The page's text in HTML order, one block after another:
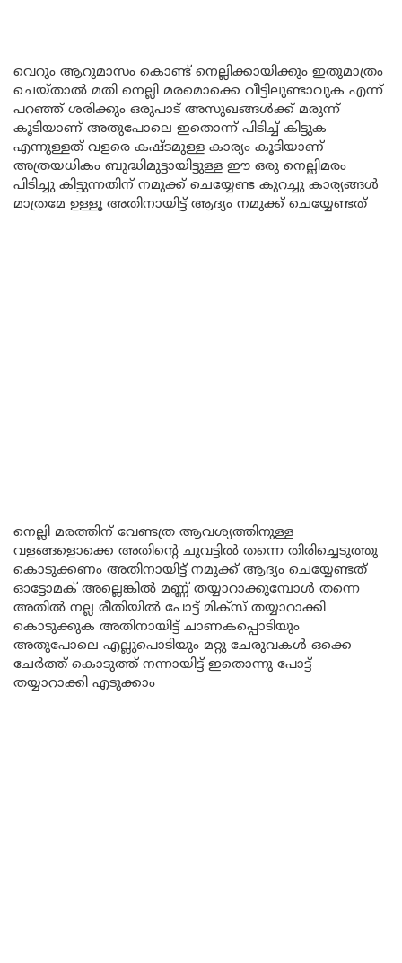
വെറും ആറുമാസം കൊണ്ട് നെല്ലിക്കായിക്കും ഇതുമാത്രം
ചെയ്താൽ മതി നെല്ലി മരമൊക്കെ വീട്ടിലുണ്ടാവുക എന്ന്
പറഞ്ഞ് ശരിക്കും ഒരുപാട് അസുഖങ്ങൾക്ക് മരുന്ന്
കൂടിയാണ് അതുപോലെ ഇതൊന്ന് പിടിച്ച് കിട്ടുക
എന്നുള്ളത് വളരെ കഷ്ടമുള്ള കാര്യം കൂടിയാണ്
അത്രയധികം ബുദ്ധിമുട്ടായിട്ടുള്ള ഈ ഒരു നെല്ലിമരം
പിടിച്ചു കിട്ടുന്നതിന് നമുക്ക് ചെയ്യേണ്ട കുറച്ചു കാര്യങ്ങൾ
മാത്രമേ ഉള്ളൂ അതിനായിട്ട് ആദ്യം നമുക്ക് ചെയ്യേണ്ടത്
നെല്ലി മരത്തിന് വേണ്ടത്ര ആവശ്യത്തിനുള്ള
വളങ്ങളൊക്കെ അതിന്റെ ചുവട്ടിൽ തന്നെ തിരിച്ചെടുത്തു
കൊടുക്കണം അതിനായിട്ട് നമുക്ക് ആദ്യം ചെയ്യേണ്ടത്
ഓട്ടോമക് അല്ലെങ്കിൽ മണ്ണ് തയ്യാറാക്കുമ്പോൾ തന്നെ
അതിൽ നല്ല രീതിയിൽ പോട്ട് മിക്സ് തയ്യാറാക്കി
കൊടുക്കുക അതിനായിട്ട് ചാണകപ്പൊടിയും
അതുപോലെ എല്ലുപൊടിയും മറ്റു ചേരുവകൾ ഒക്കെ
ചേർത്ത് കൊടുത്ത് നന്നായിട്ട് ഇതൊന്നു പോട്ട്
തയ്യാറാക്കി എടുക്കാം